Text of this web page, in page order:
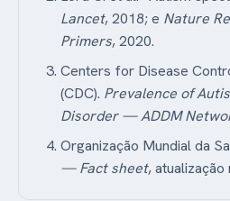
Lancet, 2018; e Nature
Primers, 2020.
Centers for Disease
(CDC). Prevalence of
Disorder — ADDM
Organização Mundial da
— Fact sheet, atualização